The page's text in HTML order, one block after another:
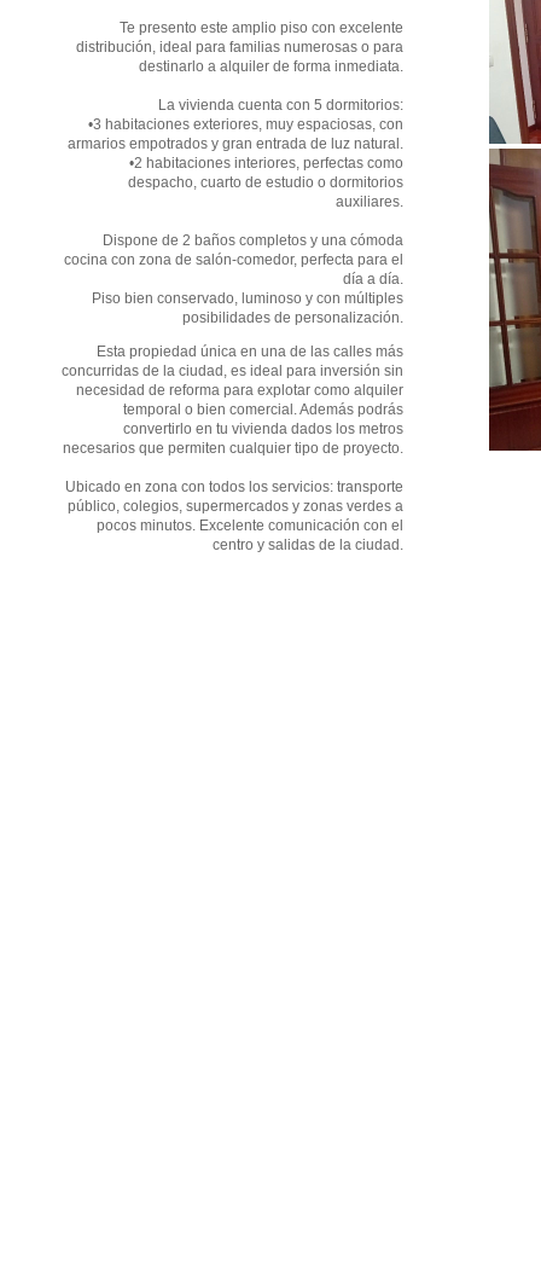
Te presento este amplio piso con excelente
distribución, ideal para familias numerosas o para
destinarlo a alquiler de forma inmediata.
La vivienda cuenta con 5 dormitorios:
•3 habitaciones exteriores, muy espaciosas, con
armarios empotrados y gran entrada de luz natural.
•2 habitaciones interiores, perfectas como
despacho, cuarto de estudio o dormitorios
auxiliares.
Dispone de 2 baños completos y una cómoda
cocina con zona de salón-comedor, perfecta para el
día a día.
Piso bien conservado, luminoso y con múltiples
posibilidades de personalización.
Esta propiedad única en una de las calles más
concurridas de la ciudad, es ideal para inversión sin
necesidad de reforma para explotar como alquiler
temporal o bien comercial. Además podrás
convertirlo en tu vivienda dados los metros
necesarios que permiten cualquier tipo de proyecto.
Ubicado en zona con todos los servicios: transporte
público, colegios, supermercados y zonas verdes a
pocos minutos. Excelente comunicación con el
centro y salidas de la ciudad.